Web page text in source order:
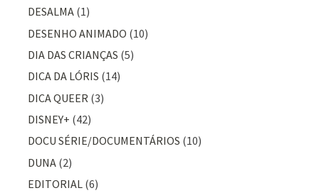
DESALMA (1)
DESENHO ANIMADO (10)
DIA DAS CRIANÇAS (5)
DICA DA LÓRIS (14)
DICA QUEER (3)
DISNEY+ (42)
DOCU SÉRIE/DOCUMENTÁRIOS (10)
DUNA (2)
EDITORIAL (6)